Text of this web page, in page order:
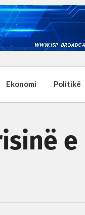
Ekonomi Politikë
e